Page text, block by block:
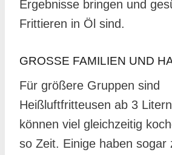
Ergebnisse bringen und
Frittieren in Öl sind.
GROSSE FAMILIEN UND
Für größere Gruppen sind
Heißluftfritteusen ab 3
können viel gleichzeitig
so Zeit. Einige haben sogar